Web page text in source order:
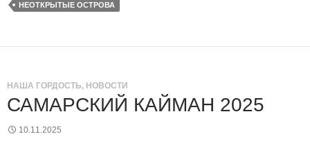
НЕОТКРЫТЫЕ ОСТРОВА
НАША ГОРДОСТЬ, НОВОСТИ
САМАРСКИЙ КАЙМАН 2025
10.11.2025